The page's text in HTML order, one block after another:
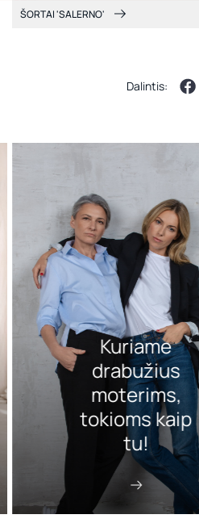
ŠORTAI 'SALERNO'
Dalintis:
Kuriame
drabužius
moterims,
tokioms kaip
tu!